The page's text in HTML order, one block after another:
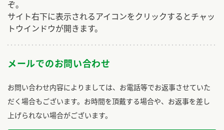
ぞ。
サイト右下に表示されるアイコンをクリックするとチャッ
トウインドウが開きます。
メールでのお問い合わせ
お問い合わせ内容によりましては、お電話等でお返事させていた
だく場合もございます。お時間を頂戴する場合や、お返事を差し
上げられない場合がございます。